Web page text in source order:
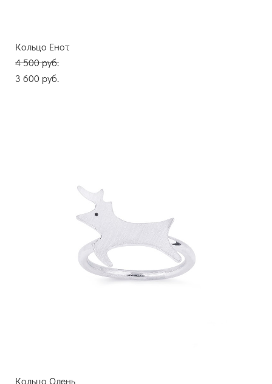
Кольцо Енот
4 500 pуб.
3 600 pуб.
Кольцо Олень